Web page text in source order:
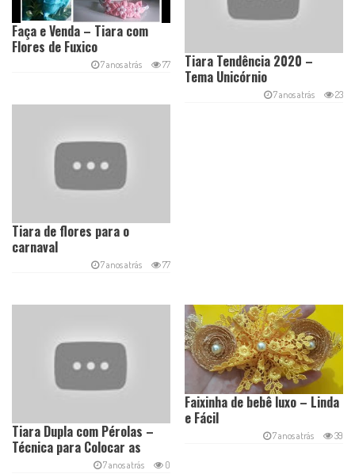
Tiara Tendência 2020 –
Tema Unicórnio
7 anos atrás 23
Faça e Venda – Tiara com
Flores de Fuxico
7 anos atrás 77
Tiara de flores para o
carnaval
7 anos atrás 77
Faixinha de bebê luxo – Linda
e Fácil
7 anos atrás 39
Tiara Dupla com Pérolas –
Técnica para Colocar as
Pérolas de Forma Rápida
7 anos atrás 0